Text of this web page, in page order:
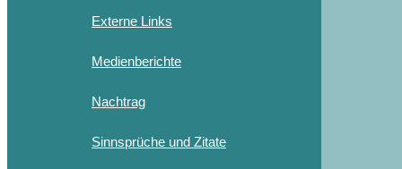
Externe Links
Medienberichte
Nachtrag
Sinnsprüche und Zitate